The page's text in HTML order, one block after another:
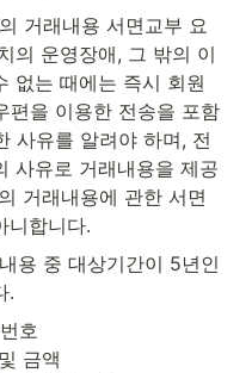
거래내용 서면교부 요
의 운영장애, 그 밖의 이
없는 때에는 즉시 회원
편을 이용한 전송을 포함
사유를 알려야 하며, 전
사유로 거래내용을 제공
거래내용에 관한 서면
니합니다.
용 중 대상기간이 5년인
.
호
금액